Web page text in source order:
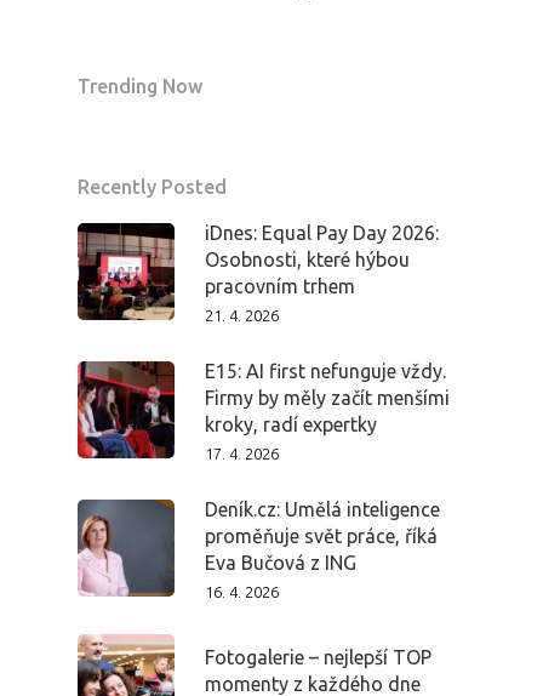
Trending Now
Recently Posted
iDnes: Equal Pay Day 2026:
Osobnosti, které hýbou
pracovním trhem
21. 4. 2026
E15: AI first nefunguje vždy.
Firmy by měly začít menšími
kroky, radí expertky
17. 4. 2026
Deník.cz: Umělá inteligence
proměňuje svět práce, říká
Eva Bučová z ING
16. 4. 2026
Fotogalerie – nejlepší TOP
momenty z každého dne